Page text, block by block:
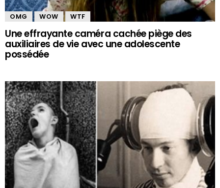
OMG WOW WTF
Une effrayante caméra cachée piège des
auxiliaires de vie avec une adolescente
possédée